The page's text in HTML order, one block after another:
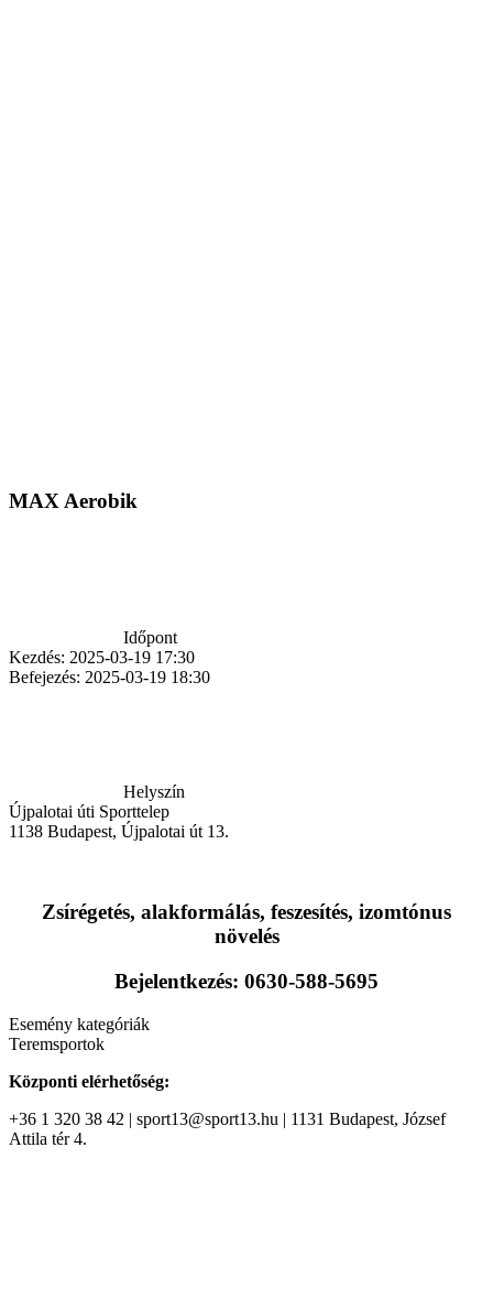
MAX Aerobik
Időpont
Kezdés: 2025-03-19 17:30
Befejezés: 2025-03-19 18:30
Helyszín
Újpalotai úti Sporttelep
1138 Budapest, Újpalotai út 13.
Zsírégetés, alakformálás, feszesítés, izomtónus
növelés
Bejelentkezés: 0630-588-5695
Esemény kategóriák
Teremsportok
Központi elérhetőség:
+36 1 320 38 42 | sport13@sport13.hu | 1131 Budapest, József
Attila tér 4.